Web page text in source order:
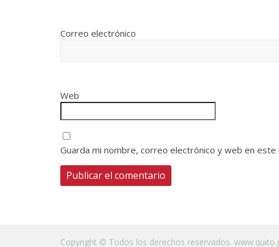
Correo electrónico
Web
Guarda mi nombre, correo electrónico y web en
Copyright © Todos los derechos reservados.